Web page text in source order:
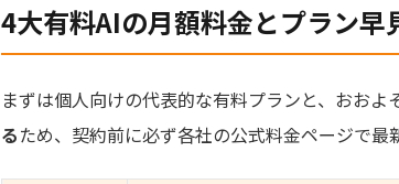
4大有料AIの月額料金とプラン早
まずは個人向けの代表的な有料プランと、おおよ
るため、契約前に必ず各社の公式料金ページで